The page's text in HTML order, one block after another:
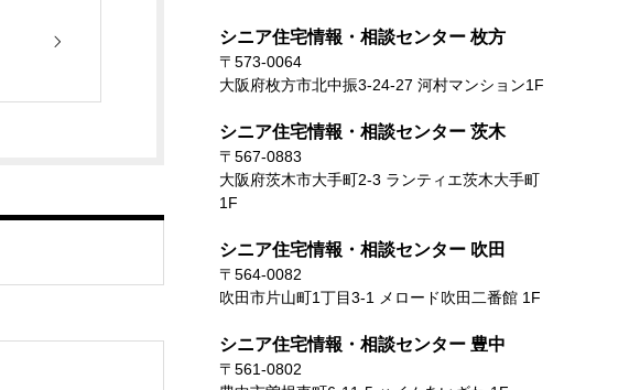
シニア住宅情報・相談センター 枚方
〒573-0064
大阪府枚方市北中振3-24-27 河村マンション1F
シニア住宅情報・相談センター 茨木
〒567-0883
大阪府茨木市大手町2-3 ランティエ茨木大手町
1F
シニア住宅情報・相談センター 吹田
〒564-0082
吹田市片山町1丁目3-1 メロード吹田二番館 1F
シニア住宅情報・相談センター 豊中
〒561-0802